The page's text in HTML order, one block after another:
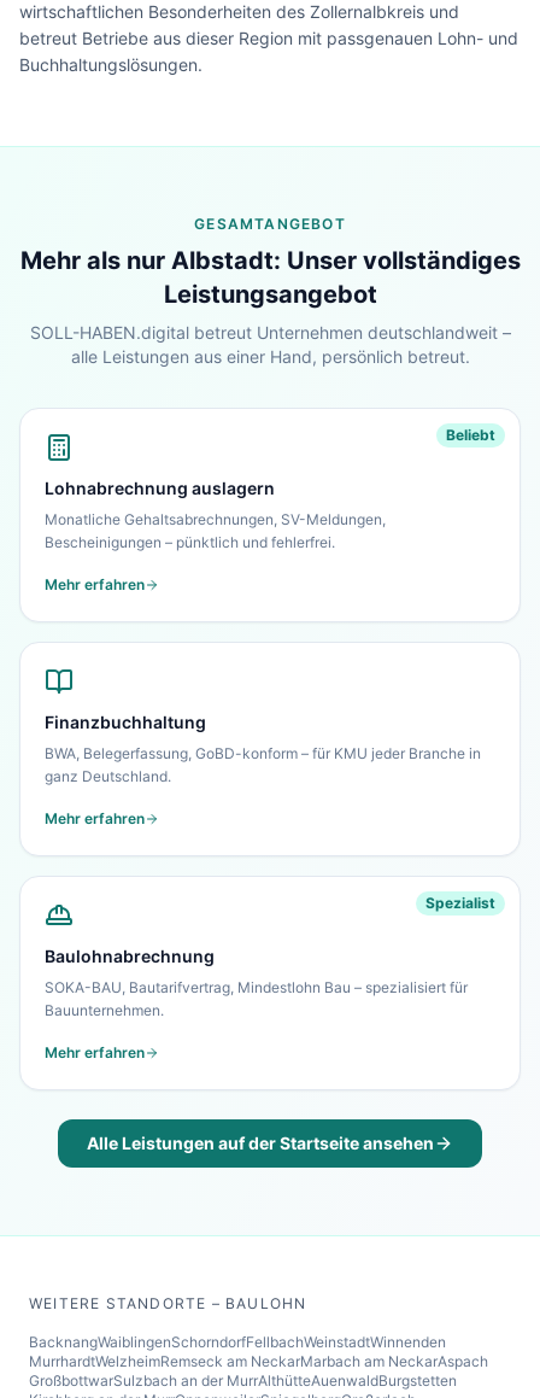
Lohn & Buchhaltung inAlbstadt
Sehen Sie unser komplettes Angebot für Ihr
Unternehmen – in 30 Sekunden alles auf einen
wirtschaftlichen Besonderheiten des Zollernalbkreis und
betreut Betriebe aus dieser Region mit passgenauen Lohn- und
Buchhaltungslösungen.
GESAMTANGEBOT
Mehr als nur Albstadt: Unser vollständiges
Leistungsangebot
SOLL-HABEN.digital betreut Unternehmen deutschlandweit –
alle Leistungen aus einer Hand, persönlich betreut.
Beliebt
Lohnabrechnung auslagern
Monatliche Gehaltsabrechnungen, SV-Meldungen,
Bescheinigungen – pünktlich und fehlerfrei.
Mehr erfahren
Finanzbuchhaltung
BWA, Belegerfassung, GoBD-konform – für KMU jeder Branche in
ganz Deutschland.
Mehr erfahren
Spezialist
Baulohnabrechnung
SOKA-BAU, Bautarifvertrag, Mindestlohn Bau – spezialisiert für
Bauunternehmen.
Mehr erfahren
Alle Leistungen auf der Startseite ansehen
WEITERE STANDORTE – BAULOHN
BacknangWaiblingenSchorndorfFellbachWeinstadtWinnenden
MurrhardtWelzheimRemseck am NeckarMarbach am NeckarAspach
GroßbottwarSulzbach an der MurrAlthütteAuenwaldBurgstetten